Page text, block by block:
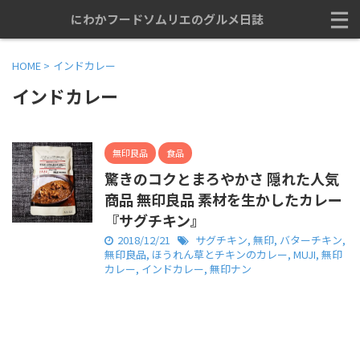
にわかフードソムリエのグルメ日誌
HOME > インドカレー
インドカレー
無印良品 食品
驚きのコクとまろやかさ 隠れた人気
商品 無印良品 素材を生かしたカレー
『サグチキン』
2018/12/21 サグチキン, 無印, バターチキン,
無印良品, ほうれん草とチキンのカレー, MUJI, 無印
カレー, インドカレー, 無印ナン